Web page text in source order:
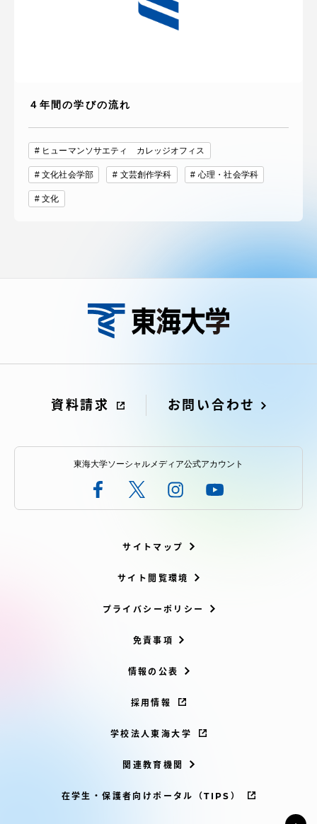
４年間の学びの流れ
ヒューマンソサエティ カレッジオフィス
文化社会学部 文芸創作学科 心理・社会学科
文化
資料請求 お問い合わせ
東海大学ソーシャルメディア公式アカウント
サイトマップ
サイト閲覧環境
プライバシーポリシー
免責事項
情報の公表
採用情報
学校法人東海大学
関連教育機関
在学生・保護者向けポータル（TIPS）